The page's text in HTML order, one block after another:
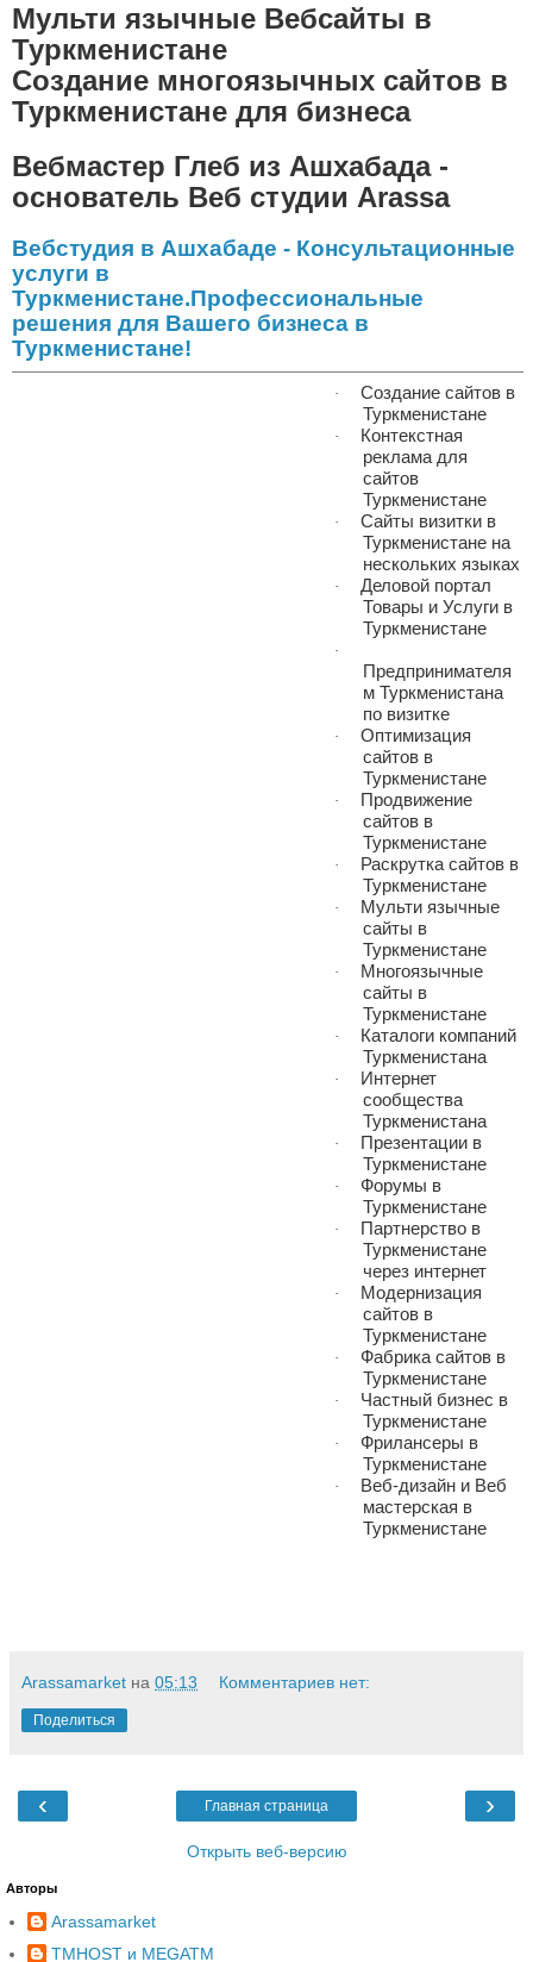
Мульти язычные Вебсайты в
Туркменистане
Создание многоязычных сайтов в
Туркменистане для бизнеса
Вебмастер Глеб из Ашхабада -
основатель Веб студии Arassa
Вебстудия в Ашхабаде - Консультационные
услуги в
Туркменистане.Профессиональные
решения для Вашего бизнеса в
Туркменистане!
·
Создание сайтов в
Туркменистане
·
Контекстная
реклама для
сайтов
Туркменистане
·
Сайты визитки в
Туркменистане на
нескольких языках
·
Деловой портал
Товары и Услуги в
Туркменистане
·
Предпринимателя
м Туркменистана
по визитке
·
Оптимизация
сайтов в
Туркменистане
·
Продвижение
сайтов в
Туркменистане
·
Раскрутка сайтов в
Туркменистане
·
Мульти язычные
сайты в
Туркменистане
·
Многоязычные
сайты в
Туркменистане
·
Каталоги компаний
Туркменистана
·
Интернет
сообщества
Туркменистана
·
Презентации в
Туркменистане
·
Форумы в
Туркменистане
·
Партнерство в
Туркменистане
через интернет
·
Модернизация
сайтов в
Туркменистане
·
Фабрика сайтов в
Туркменистане
·
Частный бизнес в
Туркменистане
·
Фрилансеры в
Туркменистане
·
Веб-дизайн и Веб
мастерская в
Туркменистане
Arassamarket на 05:13 Комментариев нет:
Поделиться
‹ ›
Главная страница
Открыть веб-версию
Авторы
Arassamarket
TMHOST и MEGATM